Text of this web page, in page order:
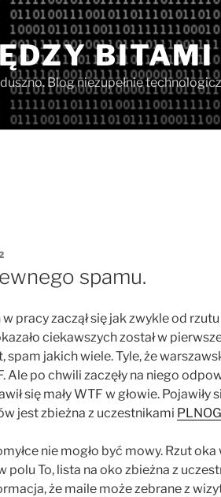
BITAMI
Blog niezupełnie
spamu.
pracy zaczął się jak zwykle od
ciekawszych został w
spam jakich wiele. Tyle, że
Ale po chwili zaczęły na niego
się mały WTF w głowie. Pojawiły
jest zbieżna z uczestnikami PLNOG
nie mogło być mowy. Rzut oka
polu To, lista na oko zbieżna z
że maile może zebrane z